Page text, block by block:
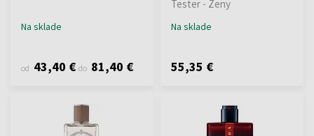
Na sklade
od 43,40 € do 81,40 €
Tester - Ženy
Na sklade
55,35 €